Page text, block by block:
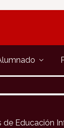
Educación